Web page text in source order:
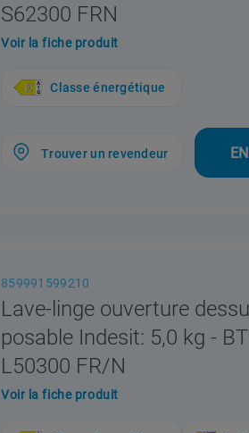
S62300 FRN
Voir la fiche produit
Classe énergétique
Trouver un revendeur
859991599210
Lave-linge ouverture
posable Indesit: 5,0 kg -
L50300 FR/N
Voir la fiche produit